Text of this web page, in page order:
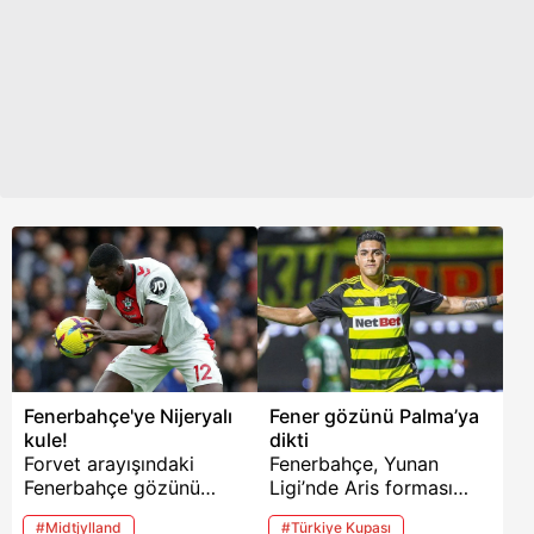
Fenerbahçe'ye Nijeryalı
kule!
Forvet arayışındaki
Fenerbahçe gözünü
İngiltere Premier Lig'e
#Midtjylland
Fener gözünü Palma’ya
dikti
Fenerbahçe, Yunan
Ligi’nde Aris forması
giyen Luis Palma için
#Türkiye Kupası